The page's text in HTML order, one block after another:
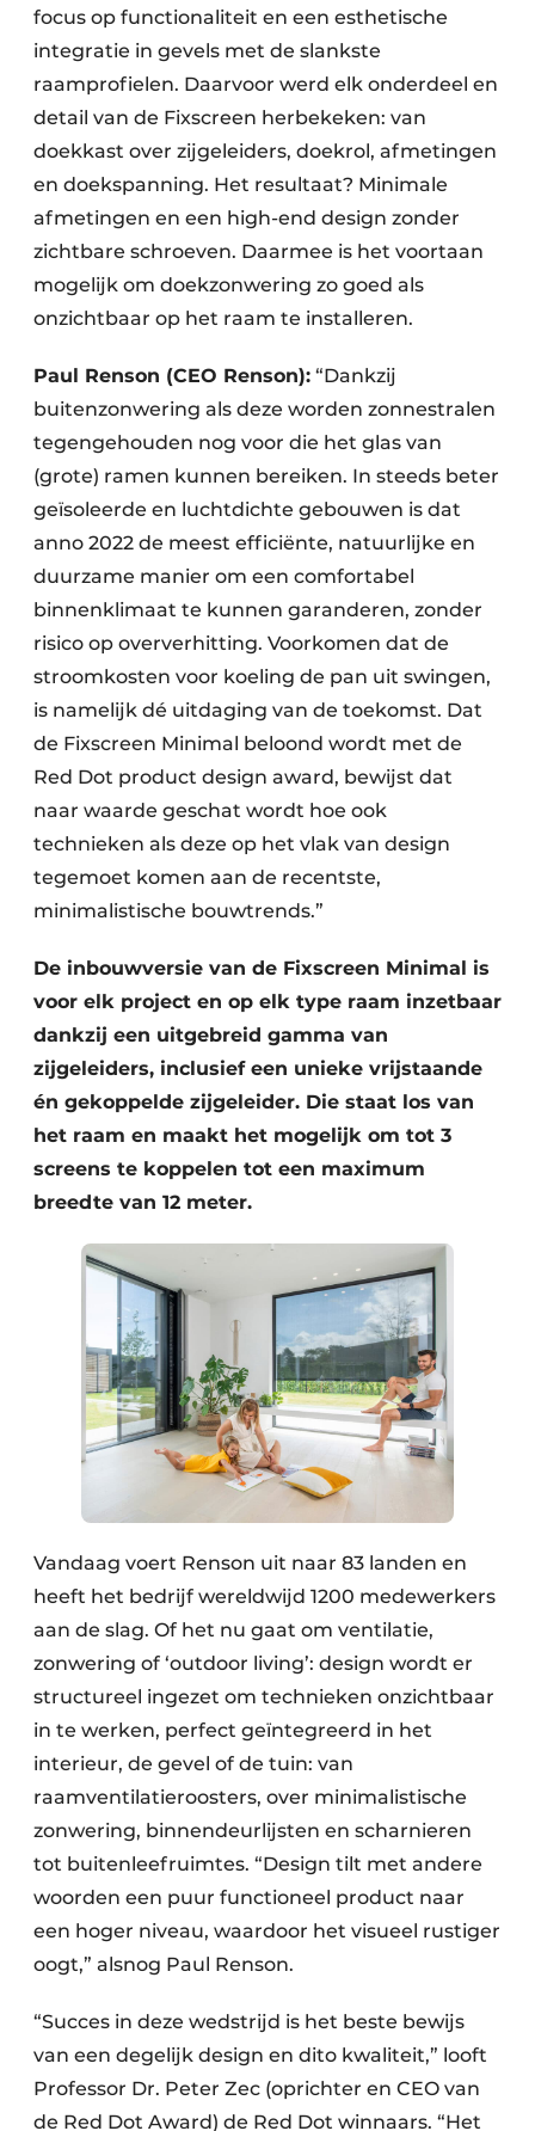
focus op functionaliteit en een esthetische
integratie in gevels met de slankste
raamprofielen. Daarvoor werd elk onderdeel en
detail van de Fixscreen herbekeken: van
doekkast over zijgeleiders, doekrol, afmetingen
en doekspanning. Het resultaat? Minimale
afmetingen en een high-end design zonder
zichtbare schroeven. Daarmee is het voortaan
mogelijk om doekzonwering zo goed als
onzichtbaar op het raam te installeren.
Paul Renson (CEO Renson): “Dankzij
buitenzonwering als deze worden zonnestralen
tegengehouden nog voor die het glas van
(grote) ramen kunnen bereiken. In steeds beter
geïsoleerde en luchtdichte gebouwen is dat
anno 2022 de meest efficiënte, natuurlijke en
duurzame manier om een comfortabel
binnenklimaat te kunnen garanderen, zonder
risico op oververhitting. Voorkomen dat de
stroomkosten voor koeling de pan uit swingen,
is namelijk dé uitdaging van de toekomst. Dat
de Fixscreen Minimal beloond wordt met de
Red Dot product design award, bewijst dat
naar waarde geschat wordt hoe ook
technieken als deze op het vlak van design
tegemoet komen aan de recentste,
minimalistische bouwtrends.”
De inbouwversie van de Fixscreen Minimal is
voor elk project en op elk type raam inzetbaar
dankzij een uitgebreid gamma van
zijgeleiders, inclusief een unieke vrijstaande
én gekoppelde zijgeleider. Die staat los van
het raam en maakt het mogelijk om tot 3
screens te koppelen tot een maximum
breedte van 12 meter.
Vandaag voert Renson uit naar 83 landen en
heeft het bedrijf wereldwijd 1200 medewerkers
aan de slag. Of het nu gaat om ventilatie,
zonwering of ‘outdoor living’: design wordt er
structureel ingezet om technieken onzichtbaar
in te werken, perfect geïntegreerd in het
interieur, de gevel of de tuin: van
raamventilatieroosters, over minimalistische
zonwering, binnendeurlijsten en scharnieren
tot buitenleefruimtes. “Design tilt met andere
woorden een puur functioneel product naar
een hoger niveau, waardoor het visueel rustiger
oogt,” alsnog Paul Renson.
“Succes in deze wedstrijd is het beste bewijs
van een degelijk design en dito kwaliteit,” looft
Professor Dr. Peter Zec (oprichter en CEO van
de Red Dot Award) de Red Dot winnaars. “Het